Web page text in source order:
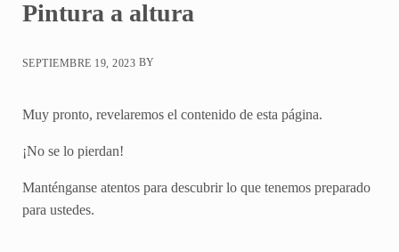
Pintura a altura
SEPTIEMBRE 19, 2023 BY
Muy pronto, revelaremos el contenido de esta página.
¡No se lo pierdan!
Manténganse atentos para descubrir lo que tenemos preparado
para ustedes.